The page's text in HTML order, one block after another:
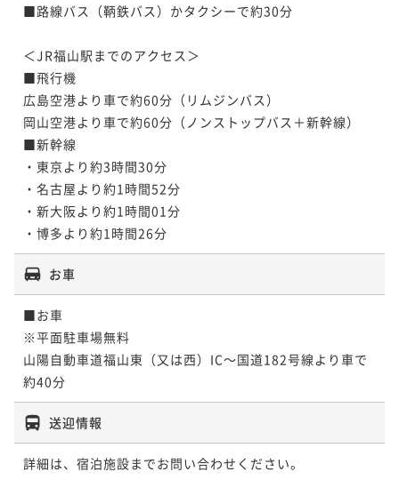
■路線バス（鞆鉄バス）かタクシーで約30分
＜JR福山駅までのアクセス＞
■飛行機
広島空港より車で約60分（リムジンバス）
岡山空港より車で約60分（ノンストップバス＋新幹線）
■新幹線
・東京より約3時間30分
・名古屋より約1時間52分
・新大阪より約1時間01分
お車
■お車
※平面駐車場無料
山陽自動車道福山東（又は西）IC～国道182号線より車で
送迎情報
詳細は、宿泊施設までお問い合わせください。